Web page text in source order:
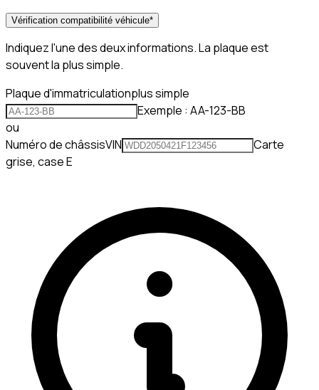
Vérification compatibilité véhicule*
Indiquez l'une des deux informations. La plaque est
souvent la plus simple.
Plaque d'immatriculationplus simple
Exemple : AA-123-BB
ou
Numéro de châssisVIN
Carte
grise, case E